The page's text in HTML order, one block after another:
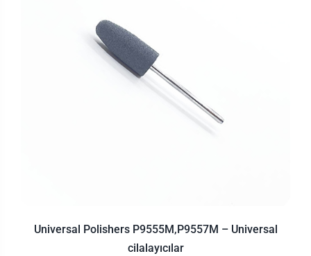
Universal Polishers P9555M,P9557M – Universal
cilalayıcılar